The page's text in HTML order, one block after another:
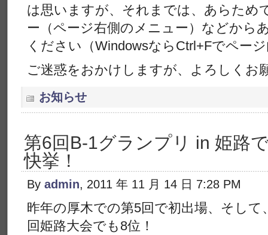
は思いますが、それまでは、あらため
ー（ページ右側のメニュー）などから
ください（WindowsならCtrl+Fでペー
ご迷惑をおかけしますが、よろしくお
お知らせ
第6回B-1グランプリ in 姫路
快挙！
By admin, 2011 年 11 月 14 日 7:28 PM
昨年の厚木での第5回で初出場、そし
回姫路大会でも8位！